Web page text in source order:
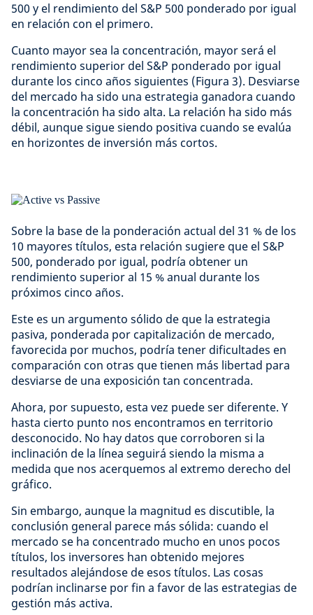
500 y el rendimiento del S&P 500 ponderado por igual
en relación con el primero.
Cuanto mayor sea la concentración, mayor será el
rendimiento superior del S&P ponderado por igual
durante los cinco años siguientes (Figura 3). Desviarse
del mercado ha sido una estrategia ganadora cuando
la concentración ha sido alta. La relación ha sido más
débil, aunque sigue siendo positiva cuando se evalúa
en horizontes de inversión más cortos.
Sobre la base de la ponderación actual del 31 % de los
10 mayores títulos, esta relación sugiere que el S&P
500, ponderado por igual, podría obtener un
rendimiento superior al 15 % anual durante los
próximos cinco años.
Este es un argumento sólido de que la estrategia
pasiva, ponderada por capitalización de mercado,
favorecida por muchos, podría tener dificultades en
comparación con otras que tienen más libertad para
desviarse de una exposición tan concentrada.
Ahora, por supuesto, esta vez puede ser diferente. Y
hasta cierto punto nos encontramos en territorio
desconocido. No hay datos que corroboren si la
inclinación de la línea seguirá siendo la misma a
medida que nos acerquemos al extremo derecho del
gráfico.
Sin embargo, aunque la magnitud es discutible, la
conclusión general parece más sólida: cuando el
mercado se ha concentrado mucho en unos pocos
títulos, los inversores han obtenido mejores
resultados alejándose de esos títulos. Las cosas
podrían inclinarse por fin a favor de las estrategias de
gestión más activa.